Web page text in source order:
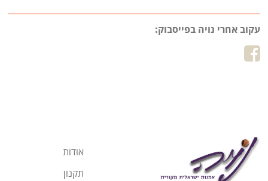
עקוב אחרי נויה בפייסבוק:
אודות
תקנון